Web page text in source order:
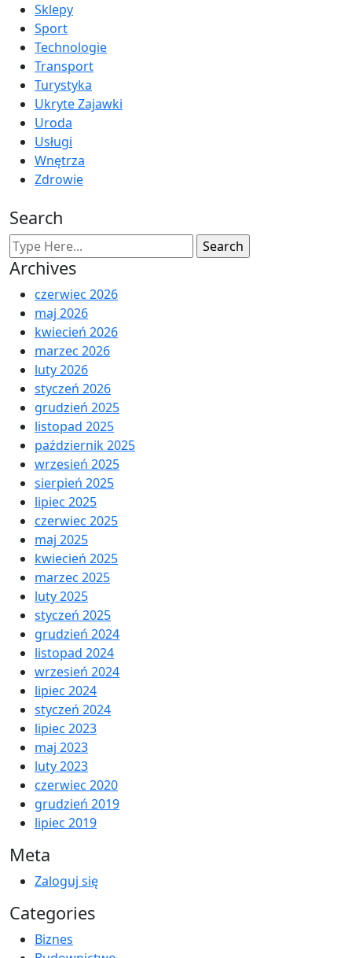
Sklepy
Sport
Technologie
Transport
Turystyka
Ukryte Zajawki
Uroda
Usługi
Wnętrza
Zdrowie
Search
Archives
czerwiec 2026
maj 2026
kwiecień 2026
marzec 2026
luty 2026
styczeń 2026
grudzień 2025
listopad 2025
październik 2025
wrzesień 2025
sierpień 2025
lipiec 2025
czerwiec 2025
maj 2025
kwiecień 2025
marzec 2025
luty 2025
styczeń 2025
grudzień 2024
listopad 2024
wrzesień 2024
lipiec 2024
styczeń 2024
lipiec 2023
maj 2023
luty 2023
czerwiec 2020
grudzień 2019
lipiec 2019
Meta
Zaloguj się
Categories
Biznes